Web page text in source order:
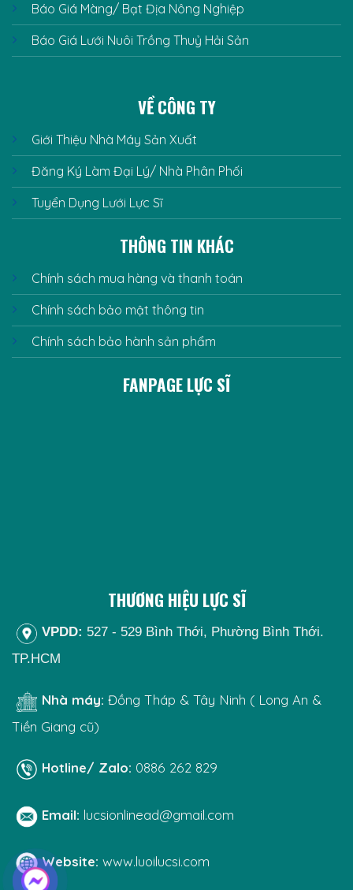
Báo Giá Màng/ Bạt Địa Nông Nghiệp
Báo Giá Lưới Nuôi Trồng Thuỷ Hải Sản
VỀ CÔNG TY
Giới Thiệu Nhà Máy Sản Xuất
Đăng Ký Làm Đại Lý/ Nhà Phân Phối
Tuyển Dụng Lưới Lực Sĩ
THÔNG TIN KHÁC
Chính sách mua hàng và thanh toán
Chính sách bảo mật thông tin
Chính sách bảo hành sản phẩm
FANPAGE LỰC SĨ
THƯƠNG HIỆU LỰC SĨ
VPDD: 527 - 529 Bình Thới, Phường Bình Thới.
TP.HCM
Nhà máy: Đồng Tháp & Tây Ninh ( Long An &
Tiền Giang cũ)
Hotline/ Zalo: 0886 262 829
Email: lucsionlinead@gmail.com
Website: www.luoilucsi.com